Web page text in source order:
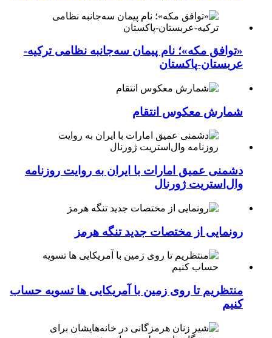
«توافق مکه»؛ نام پیمان سه‌جانبه نظامی ترکیه-
عربستان-پاکستان
شمارش معکوس انتقام
دشمنی عمیق امارات با ایران به روایت روزنامه
وال‌استریت ژورنال
رونمایی از مختصات جدید تنگه هرمز
منتظریم تا روی زمین با آمریکایی ها تسویه حساب
کنیم